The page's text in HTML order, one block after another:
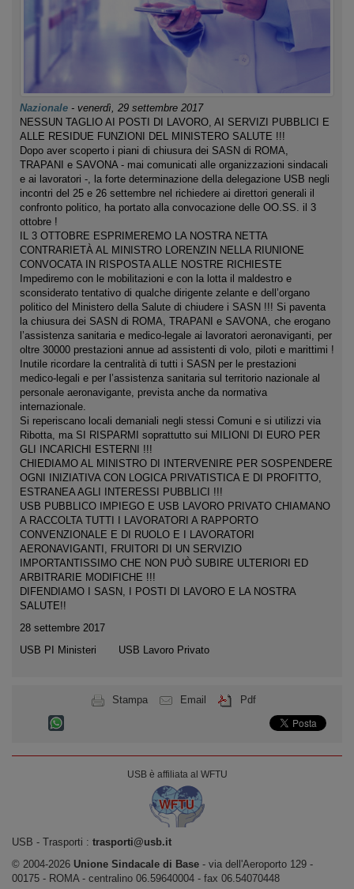
Nazionale - venerdì, 29 settembre 2017
NESSUN TAGLIO AI POSTI DI LAVORO, AI SERVIZI PUBBLICI E
ALLE RESIDUE FUNZIONI DEL MINISTERO SALUTE !!!
Dopo aver scoperto i piani di chiusura dei SASN di ROMA,
TRAPANI e SAVONA - mai comunicati alle organizzazioni sindacali
e ai lavoratori -, la forte determinazione della delegazione USB negli
incontri del 25 e 26 settembre nel richiedere ai direttori generali il
confronto politico, ha portato alla convocazione delle OO.SS. il 3
ottobre !
IL 3 OTTOBRE ESPRIMEREMO LA NOSTRA NETTA
CONTRARIETÀ AL MINISTRO LORENZIN NELLA RIUNIONE
CONVOCATA IN RISPOSTA ALLE NOSTRE RICHIESTE
Impediremo con le mobilitazioni e con la lotta il maldestro e
sconsiderato tentativo di qualche dirigente zelante e dell’organo
politico del Ministero della Salute di chiudere i SASN !!! Si paventa
la chiusura dei SASN di ROMA, TRAPANI e SAVONA, che erogano
l’assistenza sanitaria e medico-legale ai lavoratori aeronaviganti, per
oltre 30000 prestazioni annue ad assistenti di volo, piloti e marittimi !
Inutile ricordare la centralità di tutti i SASN per le prestazioni
medico-legali e per l’assistenza sanitaria sul territorio nazionale al
personale aeronavigante, prevista anche da normativa
internazionale.
Si reperiscano locali demaniali negli stessi Comuni e si utilizzi via
Ribotta, ma SI RISPARMI soprattutto sui MILIONI DI EURO PER
GLI INCARICHI ESTERNI !!!
CHIEDIAMO AL MINISTRO DI INTERVENIRE PER SOSPENDERE
OGNI INIZIATIVA CON LOGICA PRIVATISTICA E DI PROFITTO,
ESTRANEA AGLI INTERESSI PUBBLICI !!!
USB PUBBLICO IMPIEGO E USB LAVORO PRIVATO CHIAMANO
A RACCOLTA TUTTI I LAVORATORI A RAPPORTO
CONVENZIONALE E DI RUOLO E I LAVORATORI
AERONAVIGANTI, FRUITORI DI UN SERVIZIO
IMPORTANTISSIMO CHE NON PUÒ SUBIRE ULTERIORI ED
ARBITRARIE MODIFICHE !!!
DIFENDIAMO I SASN, I POSTI DI LAVORO E LA NOSTRA
SALUTE!!
28 settembre 2017
USB PI Ministeri USB Lavoro Privato
Stampa Email Pdf
USB è affiliata al WFTU
USB ‐ Trasporti : trasporti@usb.it
© 2004-2026 Unione Sindacale di Base ‐ via dell'Aeroporto 129 -
00175 - ROMA - centralino 06.59640004 - fax 06.54070448